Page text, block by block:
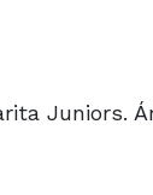
Juniors.